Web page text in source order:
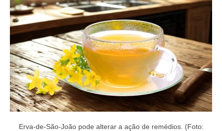
d
o
n
Erva-de-São-João pode alterar a ação de remédios. (Foto: